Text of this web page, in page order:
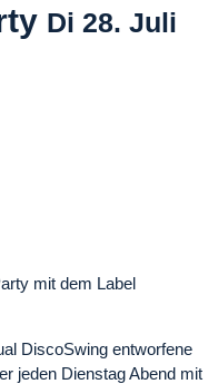
Di 28. Juli
mit dem Label
DiscoSwing entworfene
jeden Dienstag Abend mit